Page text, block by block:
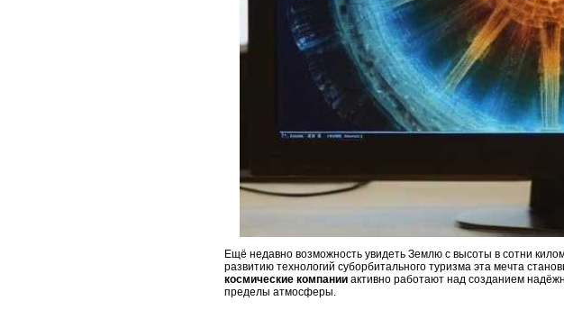
Ещё недавно возможность увидеть Землю с высоты в сотни
развитию технологий суборбитального туризма эта мечта
космические компании активно работают над созданием
пределы атмосферы.